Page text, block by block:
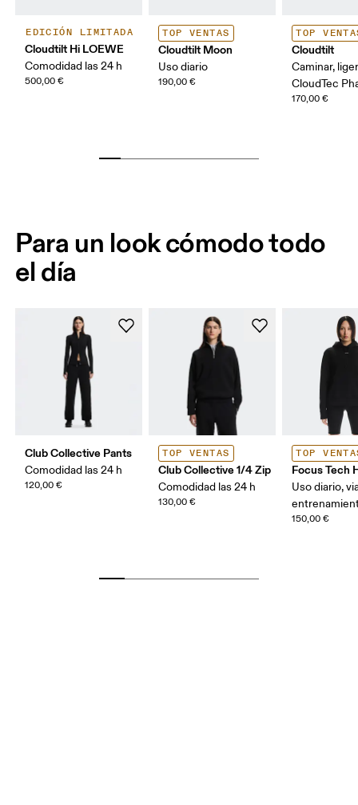
EDICIÓN LIMITADA
Cloudtilt Hi LOEWE
Comodidad las 24 h
500,00 €
TOP VENTAS
Cloudtilt Moon
Uso diario
190,00 €
TOP
Cloudtilt
Caminar,
CloudTec
170,00 €
Para un look cómodo todo
el día
Club Collective Pants
Comodidad las 24 h
120,00 €
TOP VENTAS
Club Collective 1/4 Zip
Comodidad las 24 h
130,00 €
TOP
Focus Tech
Uso diario,
150,00 €